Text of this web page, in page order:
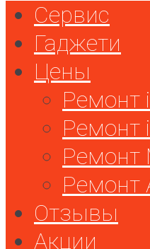
Сервис
Гаджети
Цены
Ремонт
Ремонт
Ремонт
Ремонт
Отзывы
Акции